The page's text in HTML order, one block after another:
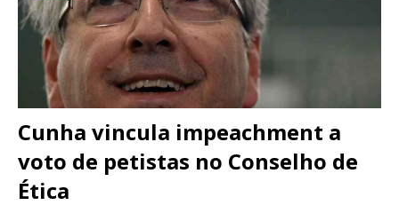
Cunha vincula impeachment a
voto de petistas no Conselho de
Ética